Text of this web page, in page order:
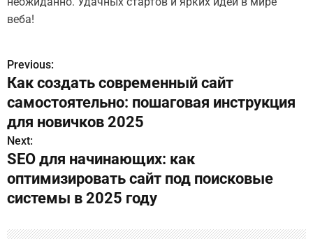
веба!
Н
а
в
и
г
а
ц
Previous:
Как создать современный сайт
самостоятельно: пошаговая инструкция
для новичков 2025
Next:
SEO для начинающих: как
оптимизировать сайт под поисковые
системы в 2025 году